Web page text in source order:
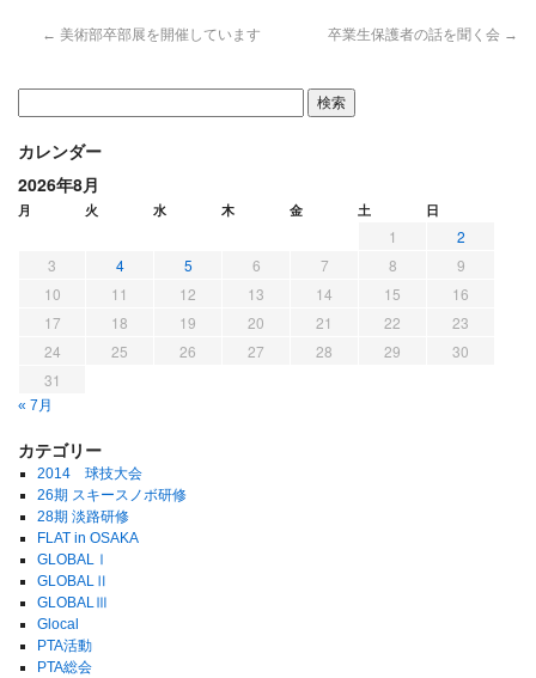
← 美術部卒部展を開催しています 卒業生保護者の話を聞く会 →
カレンダー
2026年8月
月 火 水 木 金 土 日
1
2
3
4 5 6 7 8
9
10
11 12 13 14 15
16
17
18 19 20 21 22
23
24
25 26 27 28 29
30
31
« 7月
カテゴリー
2014 球技大会
26期 スキースノボ研修
28期 淡路研修
FLAT in OSAKA
GLOBALⅠ
GLOBALⅡ
GLOBALⅢ
Glocal
PTA活動
PTA総会